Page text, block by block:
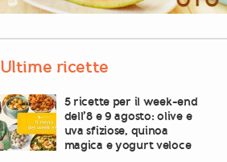
Ultime ricette
5 ricette per il week-end
dell’8 e 9 agosto: olive e
uva sfiziose, quinoa
magica e yogurt veloce